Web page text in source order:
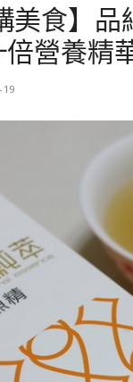
美食】
營養精